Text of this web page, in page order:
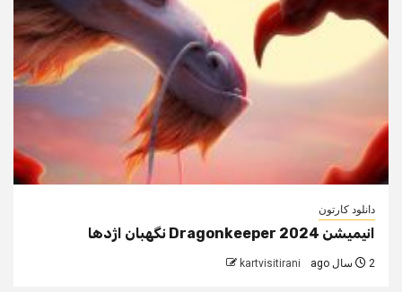
دانلود کارتون
انیمیشن Dragonkeeper 2024 نگهبان اژدها
2 سال ago kartvisitirani